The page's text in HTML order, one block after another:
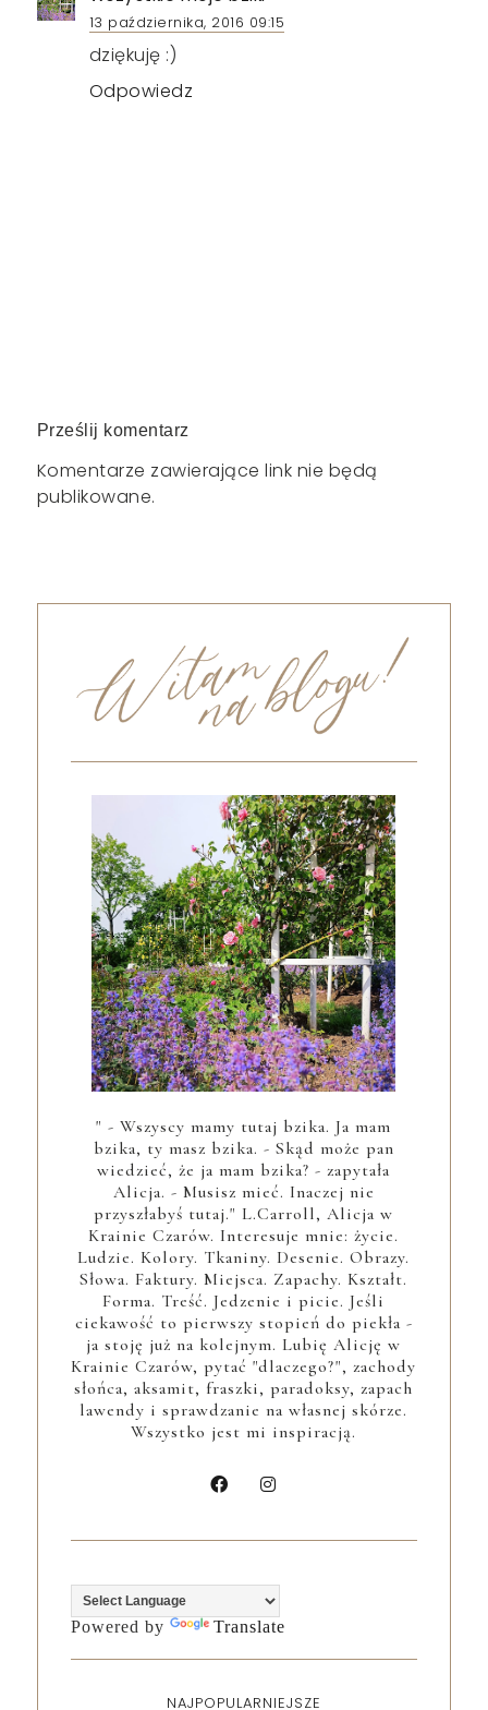
13 października, 2016 09:15
dziękuję :)
Odpowiedz
Prześlij komentarz
Komentarze zawierające link nie będą
publikowane.
" - Wszyscy mamy tutaj bzika. Ja mam
bzika, ty masz bzika. - Skąd może pan
wiedzieć, że ja mam bzika? - zapytała
Alicja. - Musisz mieć. Inaczej nie
przyszłabyś tutaj." L.Carroll, Alicja w
Krainie Czarów. Interesuje mnie: życie.
Ludzie. Kolory. Tkaniny. Desenie. Obrazy.
Słowa. Faktury. Miejsca. Zapachy. Kształt.
Forma. Treść. Jedzenie i picie. Jeśli
ciekawość to pierwszy stopień do piekła -
ja stoję już na kolejnym. Lubię Alicję w
Krainie Czarów, pytać "dlaczego?", zachody
słońca, aksamit, fraszki, paradoksy, zapach
lawendy i sprawdzanie na własnej skórze.
Wszystko jest mi inspiracją.
Powered by Translate
NAJPOPULARNIEJSZE